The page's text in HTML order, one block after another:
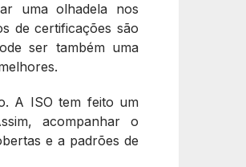
uma olhadela nos
de certificações são
ser também uma
A ISO tem feito um
acompanhar o
e a padrões de